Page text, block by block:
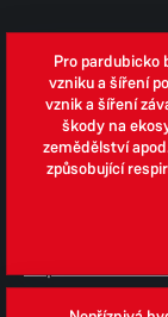
Zpracování
Whistleblowing
Open data
Povinně
Prohlášení o
Jednotné
Pro pardubicko
vzniku a šíření
vznik a šíření
škody na
zemědělství
způsobující